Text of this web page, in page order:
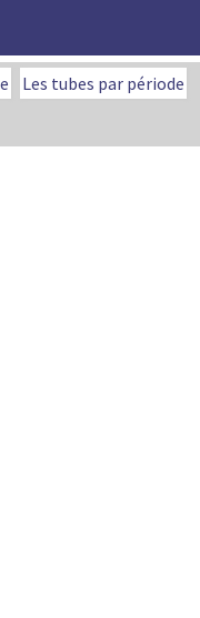
Les tubes par période